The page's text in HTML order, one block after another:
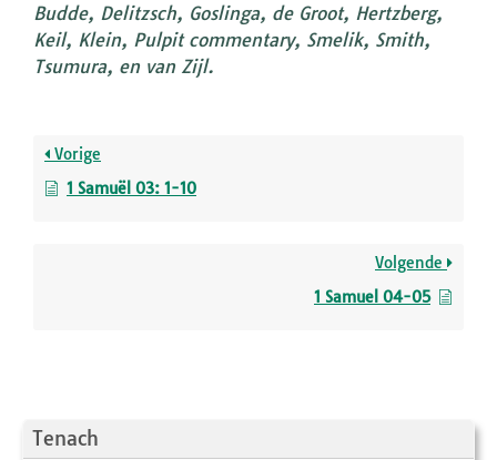
Tenach
Budde, Delitzsch, Goslinga, de Groot, Hertzberg,
Keil, Klein, Pulpit commentary, Smelik, Smith,
Tsumura, en van Zijl.
Vorige
1 Samuël 03: 1-10
Volgende
1 Samuel 04-05